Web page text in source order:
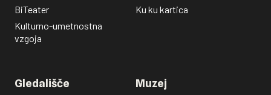
BiTeater
Kulturno-umetnostna
vzgoja
Ku ku kartica
Gledališče Muzej